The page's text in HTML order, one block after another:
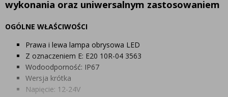
wykonania oraz uniwersalnym zastosowaniem
OGÓLNE WŁAŚCIWOŚCI
Prawa i lewa lampa obrysowa LED
Z oznaczeniem E: E20 10R-04 3563
Wodoodporność: IP67
Wersja krótka
Napięcie: 12-24V